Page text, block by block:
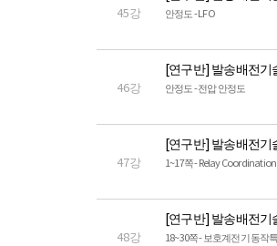
45강 안정도 - LFO
46강
[연구반] 발송배전기
안정도 - 전압 안정도
47강
[연구반] 발송배전기
1~17쪽 - Relay
48강
[연구반] 발송배전기
18~30쪽 - 보호계전기 동작